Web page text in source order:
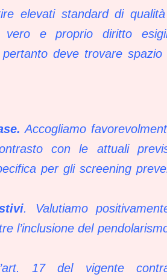
elevati standard di
e proprio diritto
deve trovare spazio
Accogliamo
con le attuali
per gli screening
. Valutiamo
l’inclusione del
17 del vigente